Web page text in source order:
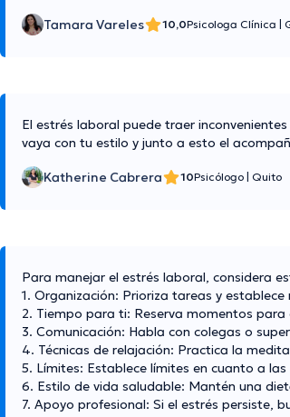
Tamara Vareles 10,0Psicologa Clínica
El estrés laboral puede traer
vaya con tu estilo y junto a esto el
Katherine Cabrera 10Psicólogo Quito
Para manejar el estrés laboral, considera
1. Organización: Prioriza tareas y
2. Tiempo para ti: Reserva momentos para
3. Comunicación: Habla con colegas o
4. Técnicas de relajación: Practica la
5. Límites: Establece límites en cuanto a
6. Estilo de vida saludable: Mantén una
7. Apoyo profesional: Si el estrés persiste,